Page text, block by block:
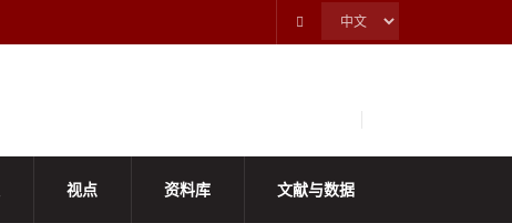
视点 资料库 文献与数据